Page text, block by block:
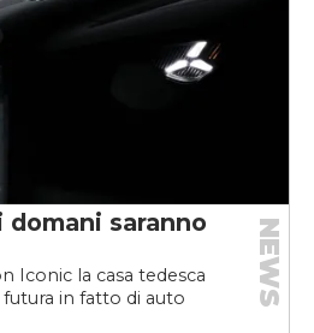
domani saranno
Iconic la casa tedesca
futura in fatto di auto
NEWS